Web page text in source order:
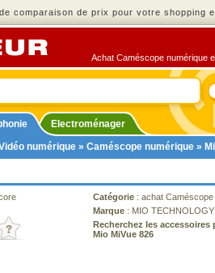
comparaison de prix pour votre shopping
Achat Caméscope numérique
Electroménager
numérique » Caméscope numérique »
Catégorie : achat
Marque : MIO TECHNOLOGY
Recherchez les accessoires
Mio MiVue 826